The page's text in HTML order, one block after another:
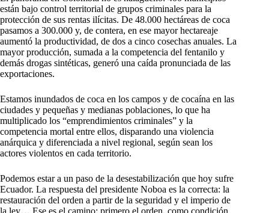
están bajo control territorial de grupos criminales para la
protección de sus rentas ilícitas. De 48.000 hectáreas de coca
pasamos a 300.000 y, de contera, en ese mayor hectareaje
aumentó la productividad, de dos a cinco cosechas anuales. La
mayor producción, sumada a la competencia del fentanilo y
demás drogas sintéticas, generó una caída pronunciada de las
exportaciones.
Estamos inundados de coca en los campos y de cocaína en las
ciudades y pequeñas y medianas poblaciones, lo que ha
multiplicado los “emprendimientos criminales” y la
competencia mortal entre ellos, disparando una violencia
anárquica y diferenciada a nivel regional, según sean los
actores violentos en cada territorio.
Podemos estar a un paso de la desestabilización que hoy sufre
Ecuador. La respuesta del presidente Noboa es la correcta: la
restauración del orden a partir de la seguridad y el imperio de
la ley… Ese es el camino: primero el orden, como condición